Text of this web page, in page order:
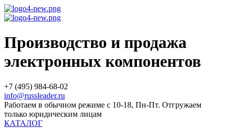
Производство и продажа
электронных компонентов
+7 (495) 984-68-02
info@russleader.ru
Работаем в обычном режиме с 10-18, Пн-Пт. Отгружаем
только юридическим лицам
КАТАЛОГ